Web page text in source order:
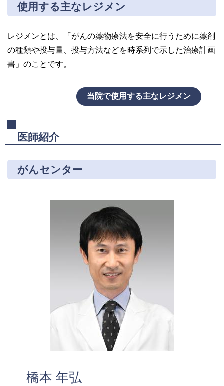
使用する主なレジメン
レジメンとは、「がんの薬物療法を安全に行うために薬剤
の種類や投与量、投与方法などを時系列で示した治療計画
書」のことです。
当院で使用する主なレジメン
医師紹介
がんセンター
橋本 年弘